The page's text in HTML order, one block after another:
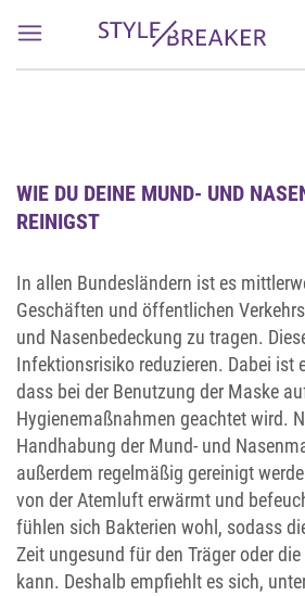
WIE DU DEINE MUND- UND
REINIGST
In allen Bundesländern ist es
Geschäften und öffentlichen
und Nasenbedeckung zu tragen.
Infektionsrisiko reduzieren. Dabei ist
dass bei der Benutzung der Maske
Hygienemaßnahmen geachtet wird.
Handhabung der Mund- und
außerdem regelmäßig gereinigt
von der Atemluft erwärmt und
fühlen sich Bakterien wohl, sodass
Zeit ungesund für den Träger oder
kann. Deshalb empfiehlt es sich,